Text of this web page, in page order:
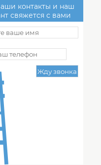
контакты и наш
свяжется с вами